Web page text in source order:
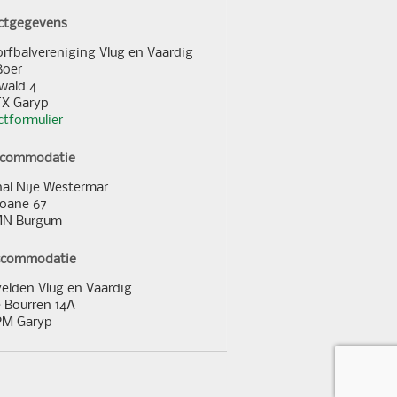
Vlug en Vaardig
4
Garyp
Nije Westermar
67
Burgum
Vlug en Vaardig
14A
Garyp